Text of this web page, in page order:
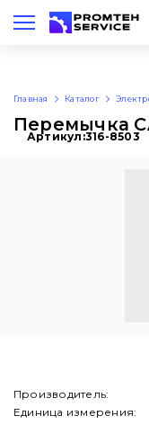
Рус
Главная Каталог
Перемычка
Артикул:316-8503
Производитель:
Единица измерения: